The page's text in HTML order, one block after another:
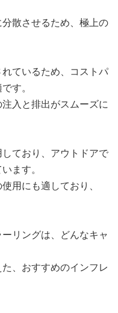
散させるため、極上の
ているため、コストパ
す。
入と排出がスムーズに
ており、アウトドアで
ます。
用にも適しており、
リングは、どんなキャ
、おすすめのインフレ